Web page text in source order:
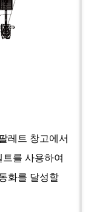
레트 창고에서
를 사용하여
화를 달성할